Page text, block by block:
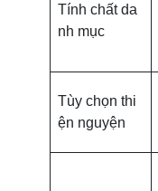
Tính chất da
nh mục
Tùy chọn thi
ện nguyện